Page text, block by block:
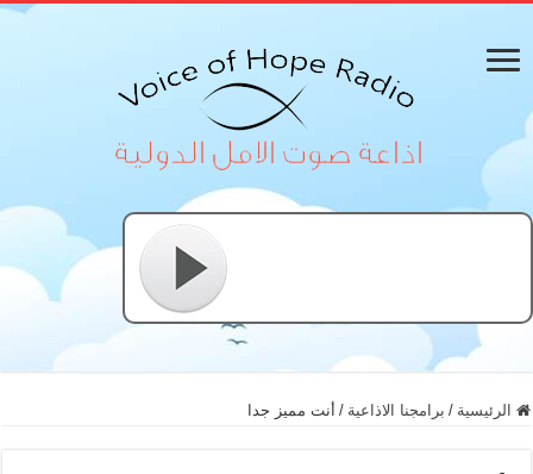
الرئيسية / برامجنا الاذاعية / أنت مميز جدا